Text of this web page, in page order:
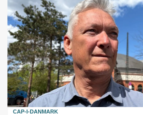
CAP-I-DANMARK